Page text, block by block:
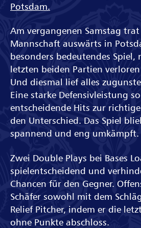
Potsdam.
Am vergangenen Samstag
Mannschaft auswärts in
besonders bedeutendes Spiel,
letzten beiden Partien
Und diesmal lief alles
Eine starke Defensivleistung
entscheidende Hits zur
den Unterschied. Das Spiel
spannend und eng umkämpft.
Zwei Double Plays bei Bases
spielentscheidend und
Chancen für den Gegner.
Schäfer sowohl mit dem
Relief Pitcher, indem er die
ohne Punkte abschloss.